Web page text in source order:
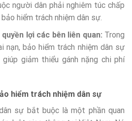
người dân phải nghiêm túc chấp
hiểm trách nhiệm dân sự.
lợi các bên liên quan: Trong
nạn, bảo hiểm trách nhiệm dân sự
giảm thiểu gánh nặng chi phí
hiểm trách nhiệm dân sự
sự bắt buộc là một phần quan